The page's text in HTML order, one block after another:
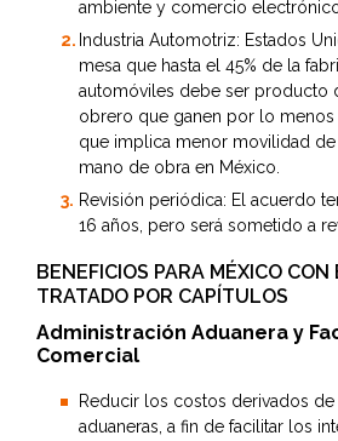
ambiente y comercio
Industria Automotriz: Estados
mesa que hasta el 45% de la
automóviles debe ser producto
obrero que ganen por lo menos
que implica menor movilidad
mano de obra en México.
Revisión periódica: El acuerdo
16 años, pero será sometido a
BENEFICIOS PARA MÉXICO
TRATADO POR CAPÍTULOS
Administración Aduanera y
Comercial
Reducir los costos derivados
aduaneras, a fin de facilitar los